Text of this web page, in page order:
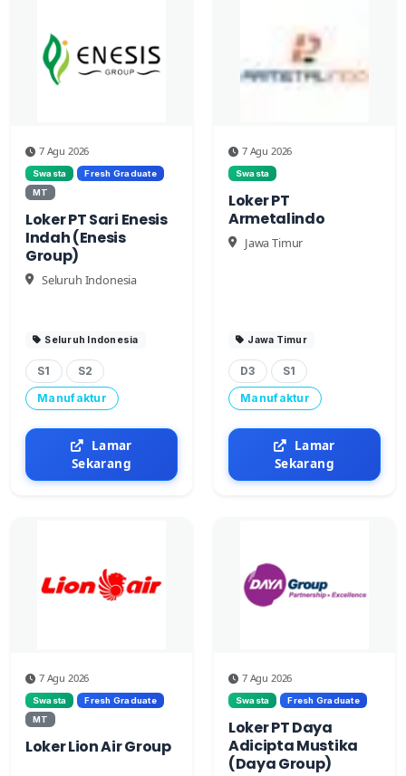
7 Agu 2026
Swasta
Fresh Graduate
MT
Loker PT Sari Enesis
Indah (Enesis
Group)
Seluruh Indonesia
Seluruh Indonesia
S1
S2
Manufaktur
Lamar
Sekarang
7 Agu 2026
Swasta
Loker PT
Armetalindo
Jawa Timur
Jawa Timur
D3
S1
Manufaktur
Lamar
Sekarang
7 Agu 2026
Swasta
Fresh Graduate
MT
Loker Lion Air Group
7 Agu 2026
Swasta Fresh Graduate
Loker PT Daya
Adicipta Mustika
(Daya Group)